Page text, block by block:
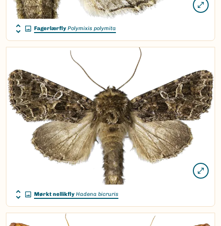
Fagerlærfly Polymixis polymita
Mørkt nellikfly Hadena bicruris